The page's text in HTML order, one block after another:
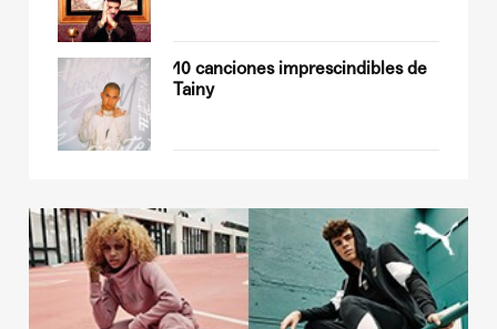
10 canciones imprescindibles de
Tainy